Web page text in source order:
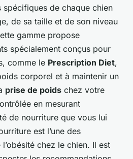
spécifiques de chaque chien
de sa taille et de son niveau
gamme propose
spécialement conçus pour
comme le Prescription Diet,
corporel et à maintenir un
prise de poids chez votre
en mesurant
de nourriture que vous lui
est l’une des
chez le chien. Il est